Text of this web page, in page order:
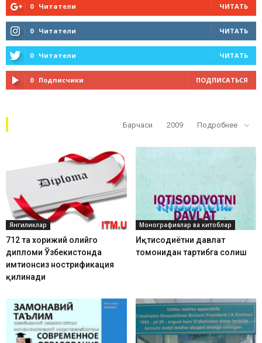
0 Читатели ЧИТАТЬ
0 Читатели ЧИТАТЬ
0 Читатели ЧИТАТЬ
0 Подписчики ПОДПИСАТЬСЯ
Барчаси 2009 Подробнее
Янгиликлар
712 та хорижий олийгоҳ
дипломи Ўзбекистонда
имтиҳонсиз нострификация
қилинади
Монографиялар ва китоблар
Иқтисодиётни давлат
томонидан тартибга солиш